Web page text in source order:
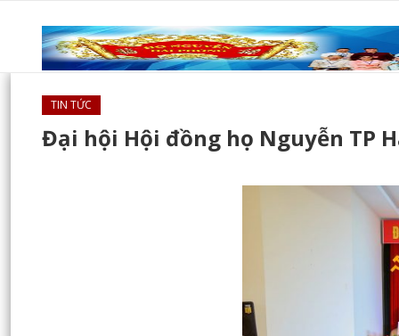
TIN TỨC
Đại hội Hội đồng họ Nguyễn TP